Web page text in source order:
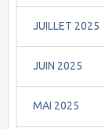
JUILLET 2025
JUIN 2025
MAI 2025